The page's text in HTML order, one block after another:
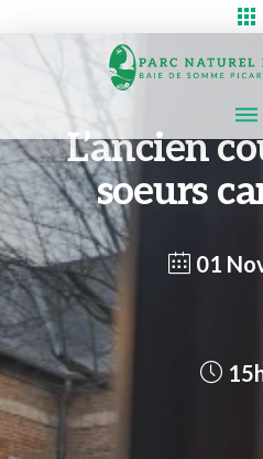
L’ancien
soeurs
01